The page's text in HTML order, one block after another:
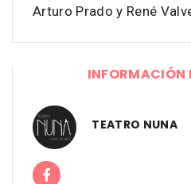
Arturo Prado y René
INFORMACIÓN
TEATRO NUNA